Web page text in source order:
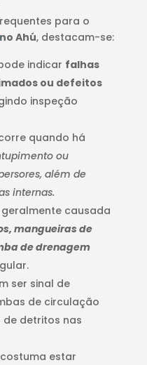
para o
Ahú, destacam-se:
indicar falhas
ou defeitos
inspeção
quando há
ou
além de
internas.
geralmente causada
mangueiras de
de drenagem
ser sinal de
de circulação
detritos nas
costuma estar